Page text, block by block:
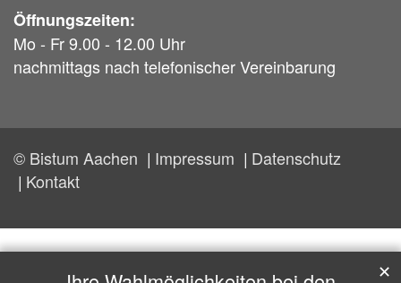
Öffnungszeiten:
Mo - Fr 9.00 - 12.00 Uhr
nachmittags nach telefonischer Vereinbarung
© Bistum Aachen Impressum
Datenschutz
Kontakt
✕